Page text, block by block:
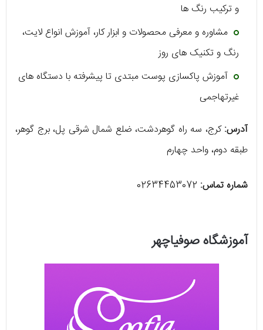
و ترکیب رنگ‌ ها
مشاوره و معرفی محصولات و ابزار کار، آموزش انواع لایت،
رنگ و تکنیک‌ های روز
آموزش پاکسازی پوست مبتدی تا پیشرفته با دستگاه‌ های
غیرتهاجمی
آدرس:کرج، سه راه گوهردشت، ضلع شمال شرقی پل، برج گوهر،
طبقه دوم، واحد چهارم
شماره تماس: 02634453072
آموزشگاه صوفیاچهر